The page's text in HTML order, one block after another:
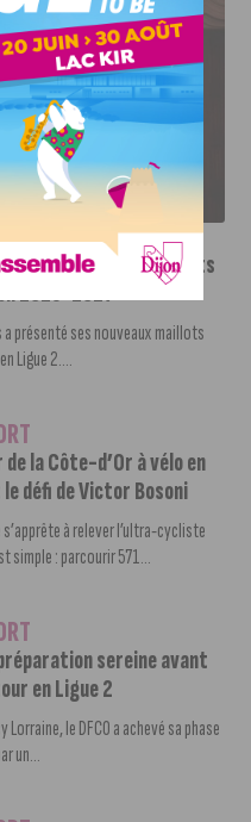
MAILLOTS POUR LA
ses nouveaux maillots
2026-2027
a présenté ses nouveaux maillots
Ligue 2....
la Côte-d’Or à vélo en
défi de Victor Bosoni
s’apprête à relever l’ultra-cycliste
simple : parcourir 571...
sereine avant
en Ligue 2
Lorraine, le DFCO a achevé sa phase
un...